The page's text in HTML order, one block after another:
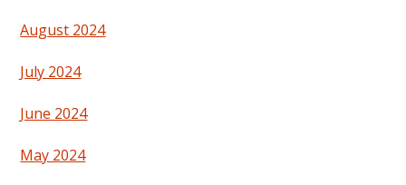
August 2024
July 2024
June 2024
May 2024